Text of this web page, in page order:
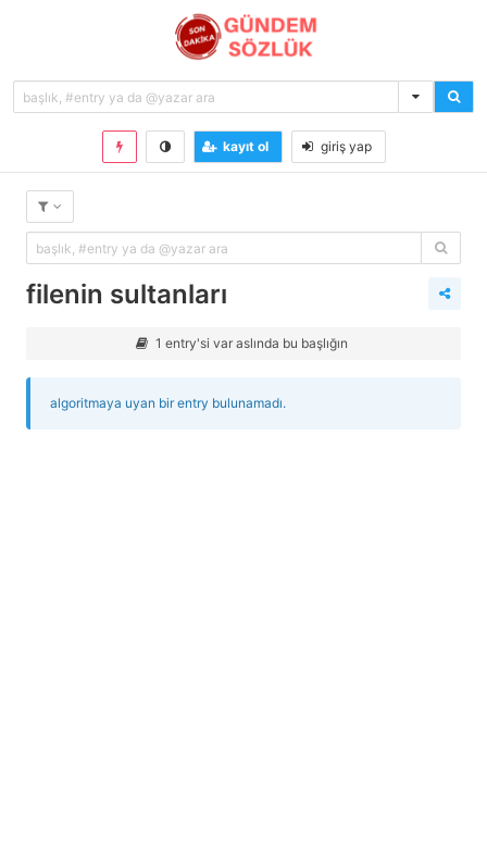
kayıt ol giriş yap
filenin sultanları
1 entry'si var aslında bu başlığın
algoritmaya uyan bir entry bulunamadı.